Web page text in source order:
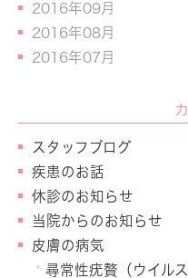
2016年09月
2016年08月
2016年07月
スタッフブログ
疾患のお話
休診のお知らせ
当院からのお知らせ
皮膚の病気
尋常性疣贅（ウイルス